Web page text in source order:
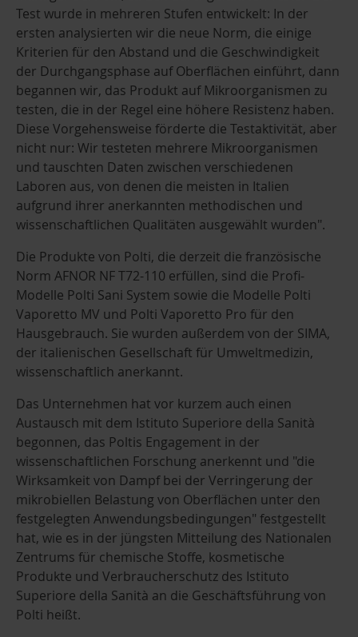
Test wurde in mehreren Stufen entwickelt: In der
ersten analysierten wir die neue Norm, die einige
Kriterien für den Abstand und die Geschwindigkeit
der Durchgangsphase auf Oberflächen einführt, dann
begannen wir, das Produkt auf Mikroorganismen zu
testen, die in der Regel eine höhere Resistenz haben.
Diese Vorgehensweise förderte die Testaktivität, aber
nicht nur: Wir testeten mehrere Mikroorganismen
und tauschten Daten zwischen verschiedenen
Laboren aus, von denen die meisten in Italien
aufgrund ihrer anerkannten methodischen und
wissenschaftlichen Qualitäten ausgewählt wurden".
Die Produkte von Polti, die derzeit die französische
Norm AFNOR NF T72-110 erfüllen, sind die Profi-
Modelle Polti Sani System sowie die Modelle Polti
Vaporetto MV und Polti Vaporetto Pro für den
Hausgebrauch. Sie wurden außerdem von der SIMA,
der italienischen Gesellschaft für Umweltmedizin,
wissenschaftlich anerkannt.
Das Unternehmen hat vor kurzem auch einen
Austausch mit dem Istituto Superiore della Sanità
begonnen, das Poltis Engagement in der
wissenschaftlichen Forschung anerkennt und "die
Wirksamkeit von Dampf bei der Verringerung der
mikrobiellen Belastung von Oberflächen unter den
festgelegten Anwendungsbedingungen" festgestellt
hat, wie es in der jüngsten Mitteilung des Nationalen
Zentrums für chemische Stoffe, kosmetische
Produkte und Verbraucherschutz des Istituto
Superiore della Sanità an die Geschäftsführung von
Polti heißt.